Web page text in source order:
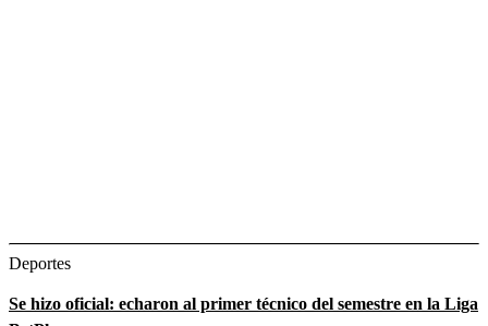
Deportes
Se hizo oficial: echaron al primer técnico del semestre en la Liga